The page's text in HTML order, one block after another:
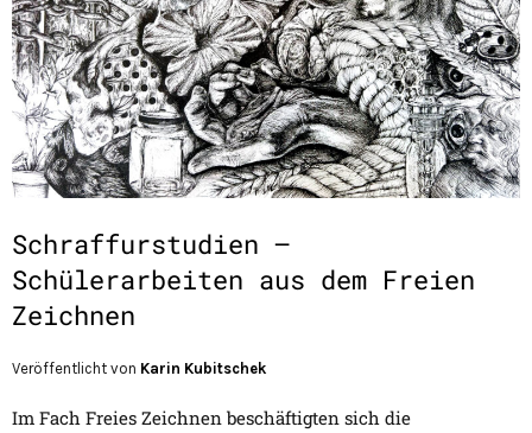
Schraffurstudien –
Schülerarbeiten aus dem Freien
Zeichnen
Veröffentlicht von Karin Kubitschek
Im Fach Freies Zeichnen beschäftigten sich die